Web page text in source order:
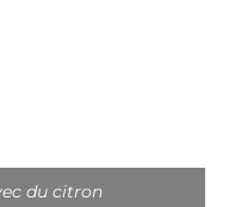
du citron